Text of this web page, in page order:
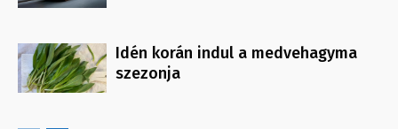
Idén korán indul a medvehagyma
szezonja